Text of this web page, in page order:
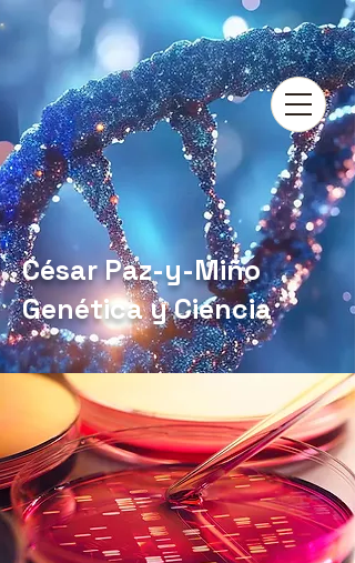
César Paz-y-Miño
Genética y Ciencia